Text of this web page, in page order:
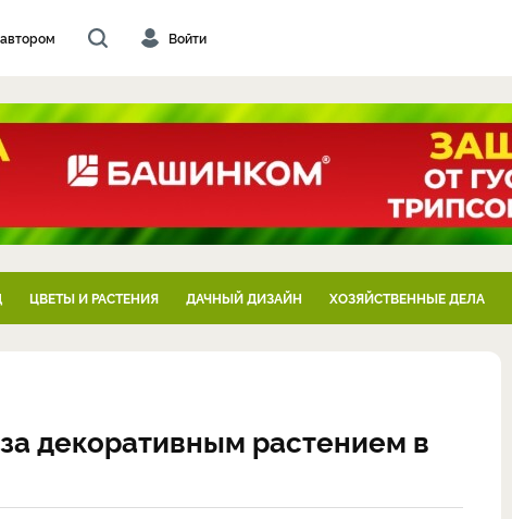
Войти
ЦВЕТЫ И РАСТЕНИЯ ДАЧНЫЙ ДИЗАЙН ХОЗЯЙСТВЕННЫЕ ДЕЛА
декоративным растением в